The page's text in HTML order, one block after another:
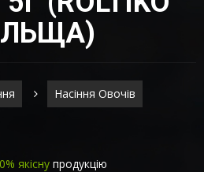
Насіння Овочів
якісну продукцію